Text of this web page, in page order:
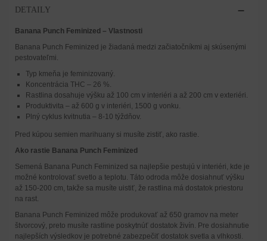
DETAILY
Banana Punch Feminized – Vlastnosti
Banana Punch Feminized je žiadaná medzi začiatočníkmi aj skúsenými
pestovateľmi.
Typ kmeňa je feminizovaný.
Koncentrácia THC – 26 %.
Rastlina dosahuje výšku až 100 cm v interiéri a až 200 cm v exteriéri.
Produktivita – až 600 g v interiéri, 1500 g vonku.
Plný cyklus kvitnutia – 8-10 týždňov.
Pred kúpou semien marihuany si musíte zistiť, ako rastie.
Ako rastie Banana Punch Feminized
Semená Banana Punch Feminized sa najlepšie pestujú v interiéri, kde je
možné kontrolovať svetlo a teplotu. Táto odroda môže dosiahnuť výšku
až 150-200 cm, takže sa musíte uistiť, že rastlina má dostatok priestoru
na rast.
Banana Punch Feminized môže produkovať až 650 gramov na meter
štvorcový, preto musíte rastline poskytnúť dostatok živín. Pre dosiahnutie
najlepších výsledkov je potrebné zabezpečiť dostatok svetla a vlhkosti.